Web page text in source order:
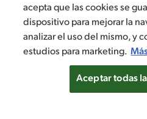
©2019, Nestlé. Marcas registradas
S.A. Vevey
Términos y Condiciones de
Términos y Condiciones de
acepta que las cookies se
dispositivo para mejorar la
analizar el uso del mismo, y
estudios para marketing.
Aceptar todas